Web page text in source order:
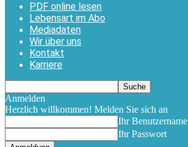
PDF online lesen
Lebensart im Abo
Mediadaten
Wir über uns
Kontakt
Karriere
Anmelden
Herzlich willkommen! Melden Sie sich an
Ihr Benutzername
Ihr Passwort